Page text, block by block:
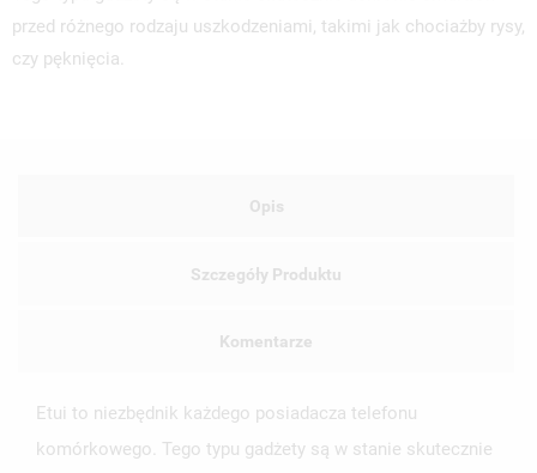
przed różnego rodzaju uszkodzeniami, takimi jak chociażby rysy,
czy pęknięcia.
Opis
Szczegóły Produktu
Komentarze
Etui to niezbędnik każdego posiadacza telefonu
komórkowego. Tego typu gadżety są w stanie skutecznie